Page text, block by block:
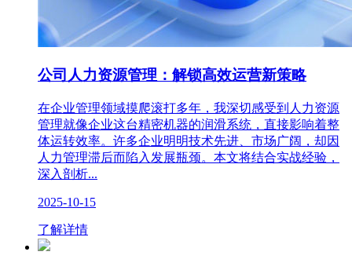
公司人力资源管理：解锁高效运营新策略
在企业管理领域摸爬滚打多年，我深切感受到人力资源
管理就像企业这台精密机器的润滑系统，直接影响着整
体运转效率。许多企业明明技术先进、市场广阔，却因
人力管理滞后而陷入发展瓶颈。本文将结合实战经验，
深入剖析...
2025-10-15
了解详情